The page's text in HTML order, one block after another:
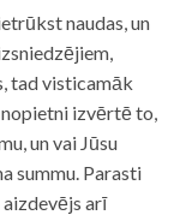
naudas, un
tad visticamāk
izvērtē to,
un vai Jūsu
summu. Parasti
arī